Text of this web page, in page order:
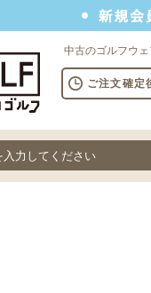
中古のゴルフウ
ご注文確定